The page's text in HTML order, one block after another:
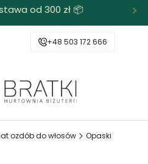
od 300 zł 📦
+48 503 172 666
ozdób do włosów Opaski